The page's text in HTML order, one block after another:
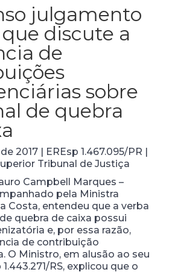
julgamento
que discute a
de
sobre
de quebra
2017 | EREsp 1.467.095/PR |
Tribunal de Justiça
Campbell Marques –
pela Ministra
Costa, entendeu que a verba
quebra de caixa possui
e, por essa razão,
de contribuição
O Ministro, em alusão ao seu
RS, explicou que o